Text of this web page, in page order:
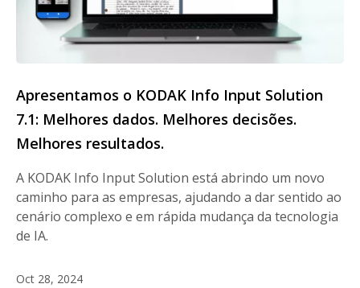
Apresentamos o KODAK Info Input Solution
7.1: Melhores dados. Melhores decisões.
Melhores resultados.
A KODAK Info Input Solution está abrindo um novo
caminho para as empresas, ajudando a dar sentido ao
cenário complexo e em rápida mudança da tecnologia
de IA.
Oct 28, 2024